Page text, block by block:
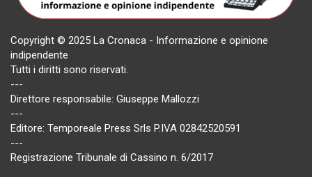
Copyright © 2025 La Cronaca - Informazione e opinione
indipendente
Tutti i diritti sono riservati.
---
Direttore responsabile: Giuseppe Mallozzi
---
Editore: Temporeale Press Srls P.IVA 02842520591
---
Registrazione Tribunale di Cassino n. 6/2017